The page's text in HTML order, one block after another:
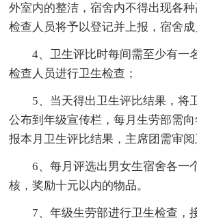
外室内的整洁，宿舍内不得出现各
检查人员将予以登记并上报，宿舍成
4、卫生评比时每间需至少有一
检查人员进行卫生检查；
5、当天得出卫生评比结果，将
公布到年级宣传栏，每月生劳部需
报本月卫生评比结果，主席团需审阅
6、每月评选出男女生宿舍各一
核，奖励十元以内的物品。
7、年级生劳部进行卫生检查，